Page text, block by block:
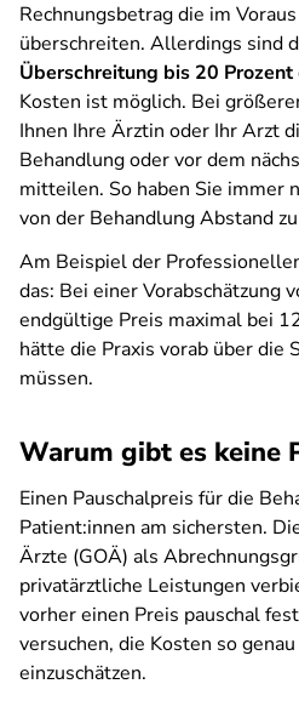
Rechnungsbetrag die im
überschreiten. Allerdings sind
Überschreitung bis 20 Prozent
Kosten ist möglich. Bei
Ihnen Ihre Ärztin oder Ihr Arzt
Behandlung oder vor dem
mitteilen. So haben Sie immer
von der Behandlung Abstand
Am Beispiel der
das: Bei einer Vorabschätzung
endgültige Preis maximal bei
hätte die Praxis vorab über die
müssen.
Warum gibt es keine
Einen Pauschalpreis für die
Patient:innen am sichersten.
Ärzte (GOÄ) als
privatärztliche Leistungen
vorher einen Preis pauschal
versuchen, die Kosten so
einzuschätzen.